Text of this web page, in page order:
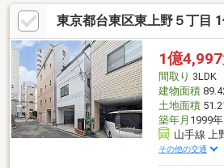
東京都台東区東上野５丁目
1億4,997
間取り 3LDK
建物面積
土地面積
築年月 1999
山手線 上
その他の交通